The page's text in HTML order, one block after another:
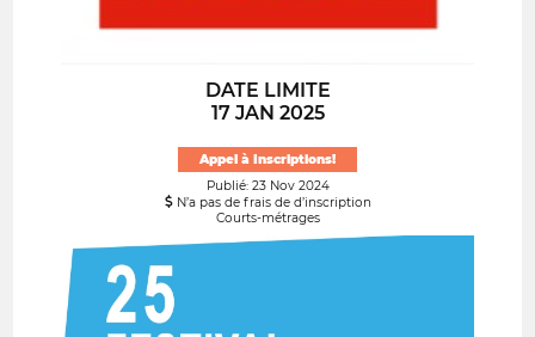
DATE LIMITE
17 JAN 2025
Appel à Inscriptions!
Publié: 23 Nov 2024
N’a pas de frais de d’inscription
Courts-métrages